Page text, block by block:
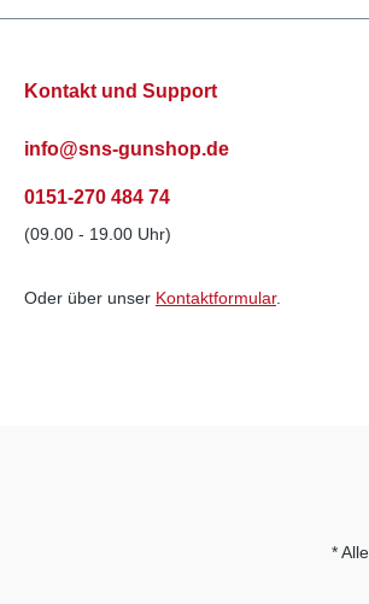
Kontakt und Support
info@sns-gunshop.de
0151-270 484 74
(09.00 - 19.00 Uhr)
Oder über unser Kontaktformular.
*